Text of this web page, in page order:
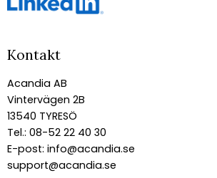
Kontakt
Acandia AB
Vintervägen 2B
13540 TYRESÖ
Tel.: 08-52 22 40 30
E-post: info@acandia.se
support@acandia.se